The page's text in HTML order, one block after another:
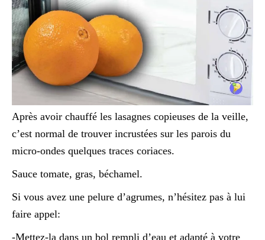
Après avoir chauffé les lasagnes copieuses de la veille,
c’est normal de trouver incrustées sur les parois du
micro-ondes quelques traces coriaces.
Sauce tomate, gras, béchamel.
Si vous avez une pelure d’agrumes, n’hésitez pas à lui
faire appel:
-Mettez-la dans un bol rempli d’eau et adapté à votre